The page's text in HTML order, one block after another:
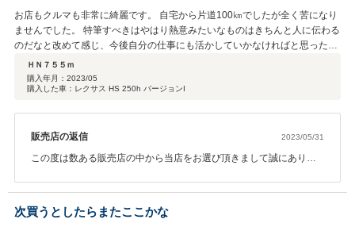
お店もクルマも非常に綺麗です。 自宅から片道100㎞でしたが全く苦になり
ませんでした。 特筆すべきはやはり熱意みたいなものはきちんと人に伝わる
のだなと改めて感じ、今後自分の仕事にも活かしていかなければと思った次
第です。 今回の車に関してもタイヤ・ボディーカラー・シート・そしてマフ
ラーを含めると正に一点物。唯一無二ではないでしょうか。 これを逃したら
二度と手に入らない。そんな気持ちでサインしました。 在庫一覧でも見れま
なりました。ありがとうございます。
ＨＮ７５５ｍ
購入年月： 2023/05
購入した車：レクサス HS 250h バージョンI
販売店の返信 2023/05/31
この度は数ある販売店の中から当店をお選び頂きまして誠にありが
してもお忙しいところ遠方にある当店までお越しいただきまして誠
にありがとうございました。 ご家族様にも喜んでいただけたとのお
次買うとしたらまたここかな